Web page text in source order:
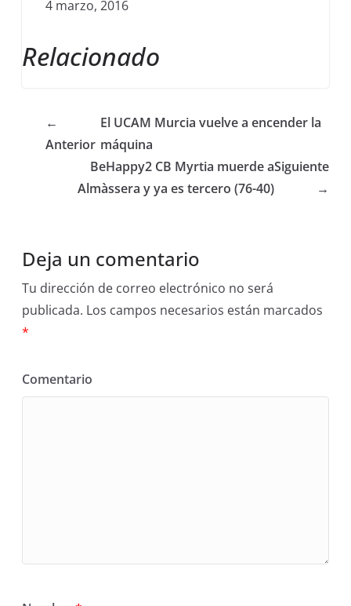
4 marzo, 2016
Relacionado
←
Anterior
El UCAM Murcia vuelve a encender la
máquina
BeHappy2 CB Myrtia muerde a
Almàssera y ya es tercero (76-40)
Siguiente
→
Deja un comentario
Tu dirección de correo electrónico no será
publicada. Los campos necesarios están marcados
*
Comentario